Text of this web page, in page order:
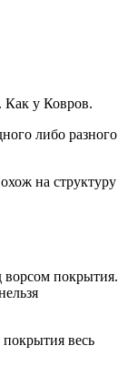
Как у Ковров.
либо разного
на структуру
покрытия.
весь